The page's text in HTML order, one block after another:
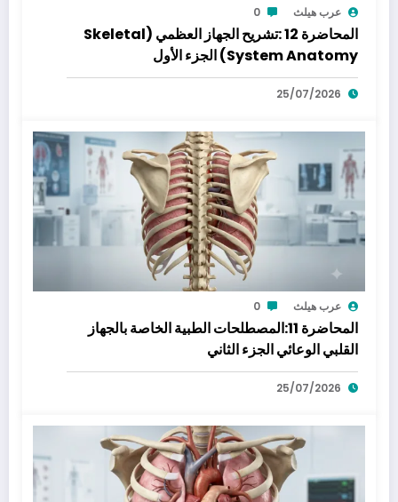
عرب هيلث 0
المحاضرة 12 :تشريح الجهاز العظمي (Skeletal
System Anatomy) الجزء الأول
25/07/2026
عرب هيلث 0
المحاضرة 11:المصطلحات الطبية الخاصة بالجهاز
القلبي الوعائي الجزء الثاني
25/07/2026